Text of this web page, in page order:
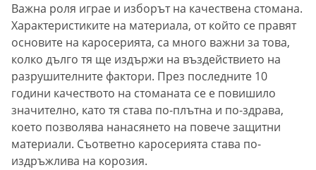
Важна роля играе и изборът на качествена стомана.
Характеристиките на материала, от който се правят
основите на каросерията, са много важни за това,
колко дълго тя ще издържи на въздействието на
разрушителните фактори. През последните 10
години качеството на стоманата се е повишило
значително, като тя става по-плътна и по-здрава,
което позволява нанасянето на повече защитни
материали. Съответно каросерията става по-
издръжлива на корозия.